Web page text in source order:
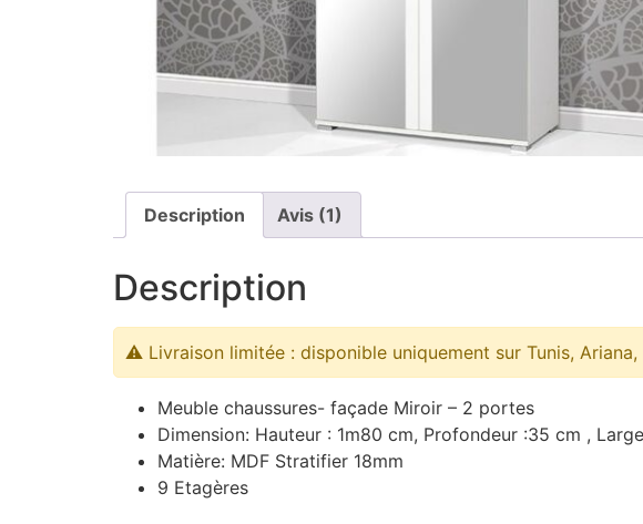
Description Avis (1)
Description
⚠️ Livraison limitée : disponible uniquement sur Tunis,
Meuble chaussures- façade Miroir – 2 portes
Dimension: Hauteur : 1m80 cm, Profondeur :35 cm ,
Matière: MDF Stratifier 18mm
9 Etagères